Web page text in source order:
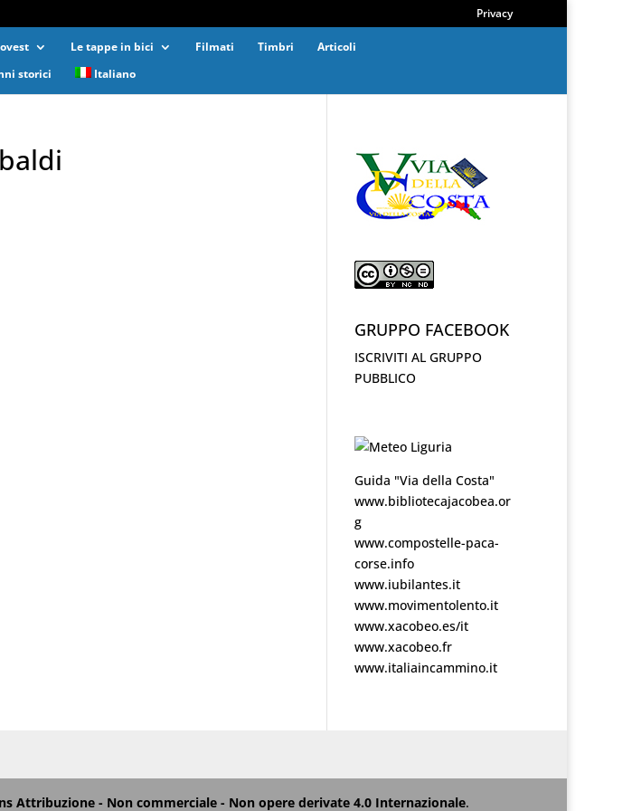
Privacy
Le tappe in bici Filmati Timbri
Articoli
storici Italiano
GRUPPO FACEBOOK
ISCRIVITI AL GRUPPO
PUBBLICO
Guida "Via della Costa"
www.bibliotecajacobea.or
g
www.compostelle-paca-
corse.info
www.iubilantes.it
www.movimentolento.it
www.xacobeo.es/it
www.xacobeo.fr
www.italiaincammino.it
Attribuzione - Non commerciale - Non opere derivate 4.0 Internazionale.